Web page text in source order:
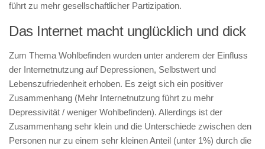
führt zu mehr gesellschaftlicher Partizipation.
Das Internet macht unglücklich und dick
Zum Thema Wohlbefinden wurden unter anderem der Einfluss
der Internetnutzung auf Depressionen, Selbstwert und
Lebenszufriedenheit erhoben. Es zeigt sich ein positiver
Zusammenhang (Mehr Internetnutzung führt zu mehr
Depressivität / weniger Wohlbefinden). Allerdings ist der
Zusammenhang sehr klein und die Unterschiede zwischen den
Personen nur zu einem sehr kleinen Anteil (unter 1%) durch die